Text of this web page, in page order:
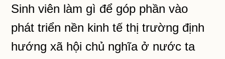
Sinh viên làm gì để góp phần vào
phát triển nền kinh tế thị trường định
hướng xã hội chủ nghĩa ở nước ta